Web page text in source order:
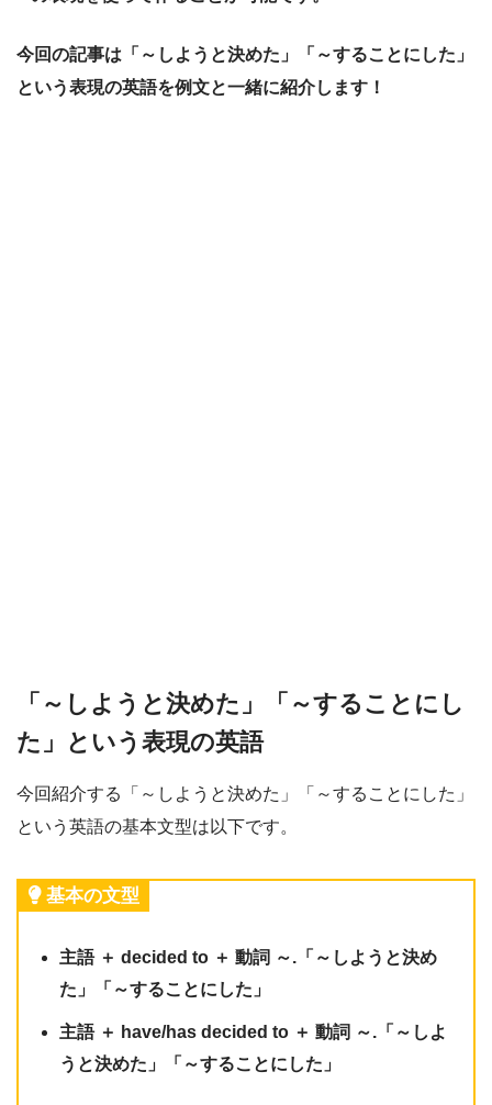
今回の記事は「～しようと決めた」「～することにした」
という表現の英語を例文と一緒に紹介します！
「～しようと決めた」「～することにし
た」という表現の英語
今回紹介する「～しようと決めた」「～することにした」
という英語の基本文型は以下です。
基本の文型
主語 ＋ decided to ＋ 動詞 ～.「～しようと決め
た」「～することにした」
主語 ＋ have/has decided to ＋ 動詞 ～.「～しよ
うと決めた」「～することにした」